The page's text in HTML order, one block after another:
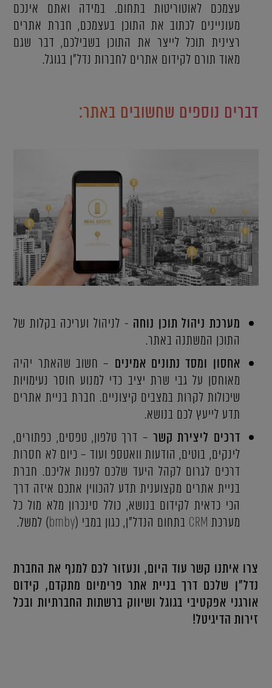
עצמכם לאוטוריטות בתחום. במידה ואתם אינכם
מעוניינים לכתוב את התוכן בעצמכם, חברת אתרים
רצינית תוכל לייצר את התוכן בשבילכם, דבר שגם
מאוד תורם לקידום אתרים לחברות נדל"ן בגוגל.
דברים נוספים שחשובים באתר:
מערכת ניהול תוכן נוחה - לניהול ועריכה בקלות של
התוכן המשתנה באתר.
אחסון ומסד נתונים אמינים – חשוב שהאתר יהיה
מאוחסן על גבי שרת יציב כדי למנוע חוסר נעימויות
שיכולות לקרות במצבים קיצוניים. חברת בניית אתרים
תדע לייעץ לכם בנושא.
דרכים ליצירת קשר – דרך טלפון, טפסים, כפתורים,
לינקים, בוטים, הודעות וואטספ ועוד – כיום לא חסרות
דרכים לגרום לקהל היעד שלכם לפנות אליכם. חברת
בניית אתרים מקצוענית תדע להכווין אתכם איזה דרך
הכי כדאית לקידום בנושא, כולל סינכרון מלא מול כל
מערכת CRM בתחום הנדל"ן, כגון במבי (bmby) למשל.
צרו איתנו קשר עוד היום, ונעזור לכם למנף את החברת
נדל"ן שלכם דרך בניית אתר פרימיום מתקדם, קידום
אורגני אפקטיבי בגוגל ושיווק ברשתות החברתיות ובכל
זירות הדיגיטל!